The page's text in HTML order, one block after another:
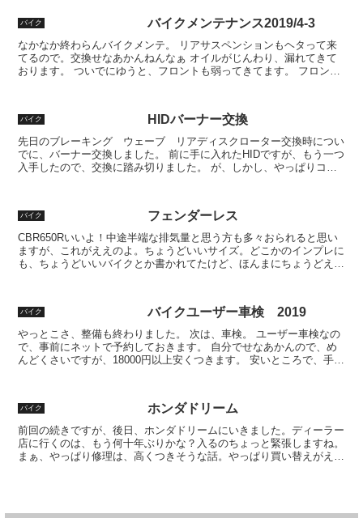
バイク バイクメンテナンス2019/4-3
なかなか終わらんバイクメンテ。 リアサスペンションもヘタって来
てるので。交換せなあかんねんなぁ オイルがじんわり、漏れてきて
おります。 ついでにゆうと、フロントも弱ってきてます。 フロント
バイク HIDバーナー交換
先日のブレーキング ウェーブ リアディスクローター交換時につい
でに、バーナー交換しました。 前に手に入れたHIDですが、もう一つ
入手したので、交換に踏み切りました。 が、しかし、やっぱりコネ
バイク フェンダーレス
CBR650Rいいよ！中途半端な排気量と思う方も多々おられると思い
ますが、これがええのよ。ちょうどいいサイズ。どこかのインプレに
も、ちょうどいいバイクとか書かれてたけど、ほんまにちょうどええ
バイク バイクユーザー車検 2019
やっとこさ、整備も終わりました。 次は、車検。 ユーザー車検なの
で、事前にネットで予約しておきます。 自分でせなあかんので、め
んどくさいですが、18000円以上安くつきます。 安いところで、手間
バイク ホンダドリーム
前回の続きですが、後日、ホンダドリームにいきました。ディーラー
店に行くのは、もう何十年ぶりかな？入るのちょっと緊張しますね。
まぁ、やっぱり修理は、高くつきそうな話。やっぱり買い替えがええ